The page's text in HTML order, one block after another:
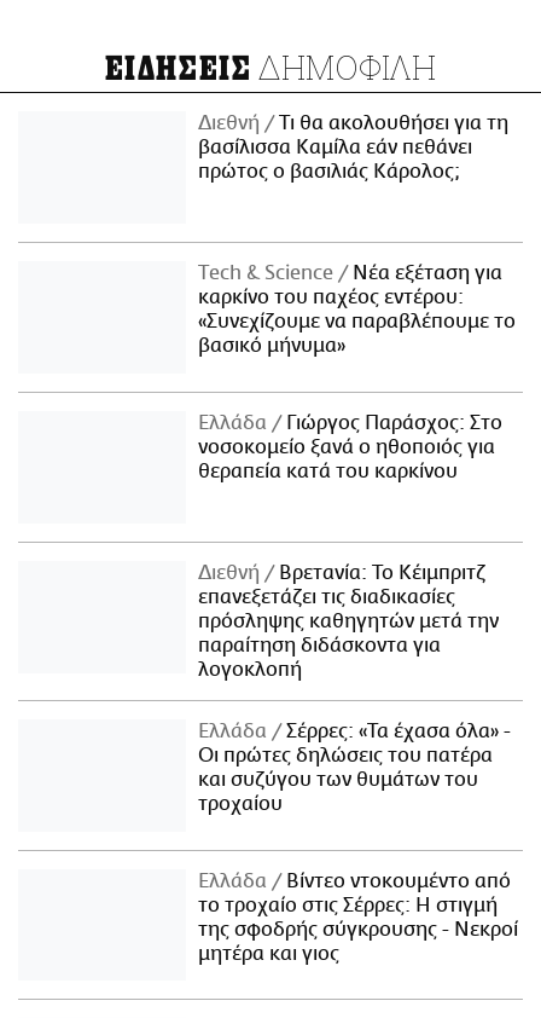
ΕΙΔΗΣΕΙΣ ΔΗΜΟΦΙΛΗ
Διεθνή
Τι θα ακολουθήσει για τη
βασίλισσα Καμίλα εάν πεθάνει
πρώτος ο βασιλιάς Κάρολος;
Τech & Science
Νέα εξέταση για
καρκίνο του παχέος εντέρου:
«Συνεχίζουμε να παραβλέπουμε το
βασικό μήνυμα»
Ελλάδα
Γιώργος Παράσχος: Στο
νοσοκομείο ξανά ο ηθοποιός για
θεραπεία κατά του καρκίνου
Διεθνή
Βρετανία: Το Κέιμπριτζ
επανεξετάζει τις διαδικασίες
πρόσληψης καθηγητών μετά την
παραίτηση διδάσκοντα για
λογοκλοπή
Ελλάδα
Σέρρες: «Τα έχασα όλα» -
Οι πρώτες δηλώσεις του πατέρα
και συζύγου των θυμάτων του
τροχαίου
Ελλάδα
Βίντεο ντοκουμέντο από
το τροχαίο στις Σέρρες: Η στιγμή
της σφοδρής σύγκρουσης - Νεκροί
μητέρα και γιος